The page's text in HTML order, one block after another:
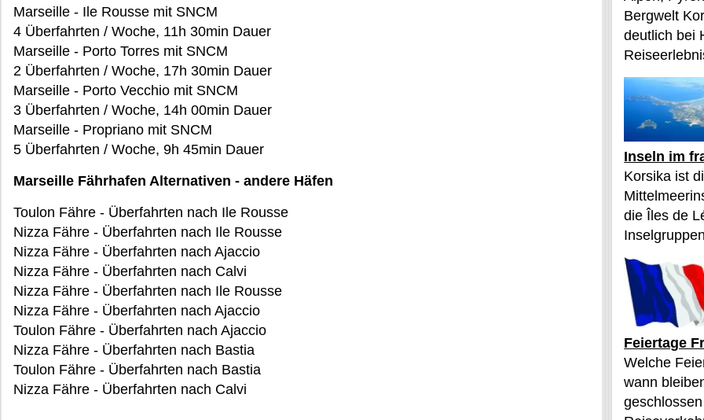
Marseille - Ile Rousse mit SNCM
4 Überfahrten / Woche, 11h 30min Dauer
Marseille - Porto Torres mit SNCM
2 Überfahrten / Woche, 17h 30min Dauer
Marseille - Porto Vecchio mit SNCM
3 Überfahrten / Woche, 14h 00min Dauer
Marseille - Propriano mit SNCM
5 Überfahrten / Woche, 9h 45min Dauer
Marseille Fährhafen Alternativen - andere Häfen
Toulon Fähre - Überfahrten nach Ile Rousse
Nizza Fähre - Überfahrten nach Ile Rousse
Nizza Fähre - Überfahrten nach Ajaccio
Nizza Fähre - Überfahrten nach Calvi
Nizza Fähre - Überfahrten nach Ile Rousse
Nizza Fähre - Überfahrten nach Ajaccio
Toulon Fähre - Überfahrten nach Ajaccio
Nizza Fähre - Überfahrten nach Bastia
Toulon Fähre - Überfahrten nach Bastia
Nizza Fähre - Überfahrten nach Calvi
Bergwelt
deutlich bei
Inseln im
Korsika ist
die Îles de
Feiertage
Welche
wann